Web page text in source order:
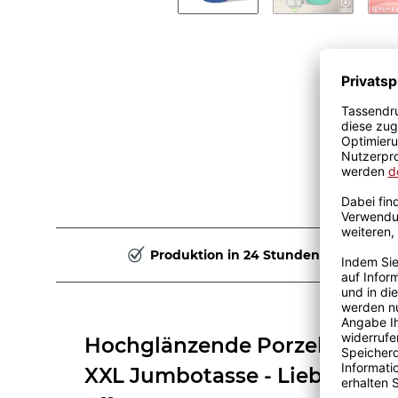
Produktion in 24 Stunden
Hochglänzende
XXL Jumbotasse -